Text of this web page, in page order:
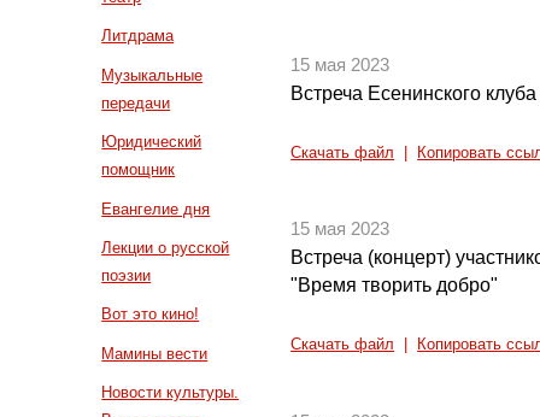
Литдрама
Музыкальные
передачи
Юридический
помощник
Евангелие дня
Лекции о русской
поэзии
Вот это кино!
Мамины вести
Новости культуры.
15 мая 2023
Встреча Есенинского
Скачать файл Копировать
15 мая 2023
Встреча (концерт)
"Время творить добро"
Скачать файл Копировать